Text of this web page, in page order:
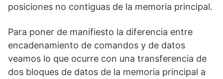
posiciones no contiguas de la memoria principal.
Para poner de manifiesto la diferencia entre
encadenamiento de comandos y de datos
veamos lo que ocurre con una transferencia de
dos bloques de datos de la memoria principal a